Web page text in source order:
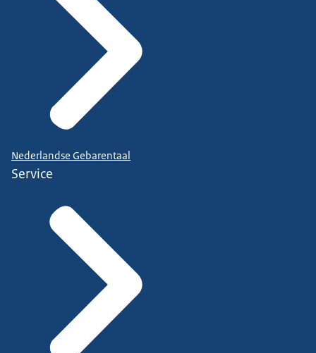
Nederlandse Gebarentaal
Service